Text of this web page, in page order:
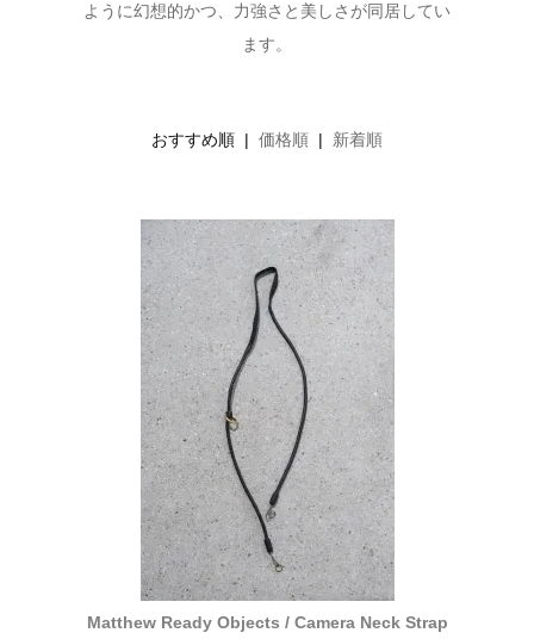
ように幻想的かつ、力強さと美しさが同居してい
ます。
おすすめ順 | 価格順 | 新着順
Matthew Ready Objects / Camera Neck Strap